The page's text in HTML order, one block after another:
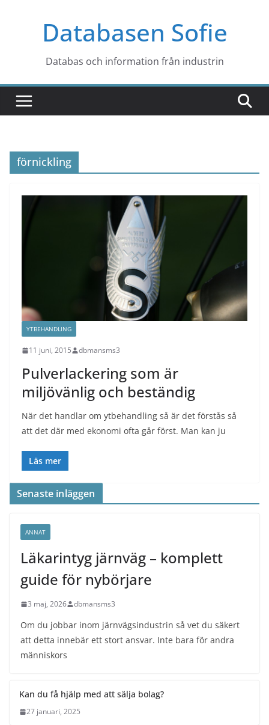
Databasen Sofie
Databas och information från industrin
förnickling
YTBEHANDLING
11 juni, 2015 dbmansms3
Pulverlackering som är
miljövänlig och beständig
När det handlar om ytbehandling så är det förstås så
att det där med ekonomi ofta går först. Man kan ju
Läs mer
Senaste inläggen
ANNAT
Läkarintyg järnväg – komplett
guide för nybörjare
3 maj, 2026 dbmansms3
Om du jobbar inom järnvägsindustrin så vet du säkert
att detta innebär ett stort ansvar. Inte bara för andra
människors
Kan du få hjälp med att sälja bolag?
27 januari, 2025